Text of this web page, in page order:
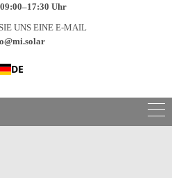
Uhr
UNS EINE E-MAIL
DE